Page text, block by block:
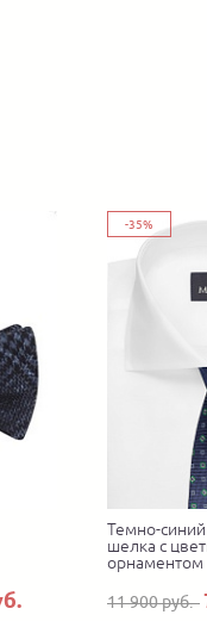
-35%
Темно-синий
шелка с
орнаментом
11 900 руб.